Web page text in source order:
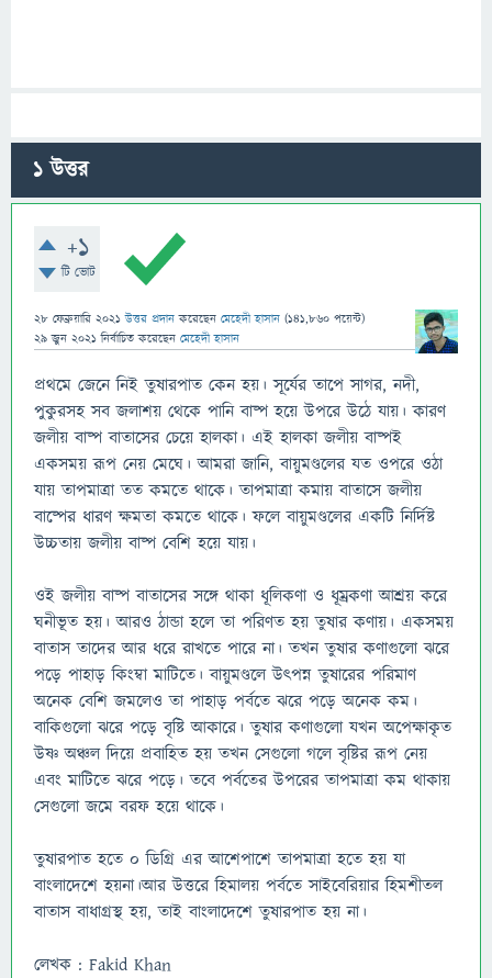
1উত্তর
+1
টি ভোট
28 ফেব্রুয়ারি 2021 উত্তর প্রদান করেছেন মেহেদী হাসান (141,860 পয়েন্ট)
29 জুন 2021 নির্বাচিত করেছেন মেহেদী হাসান
প্রথমে জেনে নিই তুষারপাত কেন হয়। সূর্যের তাপে সাগর, নদী,
পুকুরসহ সব জলাশয় থেকে পানি বাষ্প হয়ে উপরে উঠে যায়। কারণ
জলীয় বাষ্প বাতাসের চেয়ে হালকা। এই হালকা জলীয় বাষ্পই
একসময় রূপ নেয় মেঘে। আমরা জানি, বায়ুমণ্ডলের যত ওপরে ওঠা
যায় তাপমাত্রা তত কমতে থাকে। তাপমাত্রা কমায় বাতাসে জলীয়
বাষ্পের ধারণ ক্ষমতা কমতে থাকে। ফলে বায়ুমণ্ডলের একটি নির্দিষ্ট
উচ্চতায় জলীয় বাষ্প বেশি হয়ে যায়।
ওই জলীয় বাষ্প বাতাসের সঙ্গে থাকা ধূলিকণা ও ধূম্রকণা আশ্রয় করে
ঘনীভূত হয়। আরও ঠান্ডা হলে তা পরিণত হয় তুষার কণায়। একসময়
বাতাস তাদের আর ধরে রাখতে পারে না। তখন তুষার কণাগুলো ঝরে
পড়ে পাহাড় কিংম্বা মাটিতে। বায়ুমণ্ডলে উৎপন্ন তুষারের পরিমাণ
অনেক বেশি জমলেও তা পাহাড় পর্বতে ঝরে পড়ে অনেক কম।
বাকিগুলো ঝরে পড়ে বৃষ্টি আকারে। তুষার কণাগুলো যখন অপেক্ষাকৃত
উষ্ণ অঞ্চল দিয়ে প্রবাহিত হয় তখন সেগুলো গলে বৃষ্টির রূপ নেয়
এবং মাটিতে ঝরে পড়ে। তবে পর্বতের উপরের তাপমাত্রা কম থাকায়
সেগুলো জমে বরফ হয়ে থাকে।
তুষারপাত হতে ০ ডিগ্রি এর আশেপাশে তাপমাত্রা হতে হয় যা
বাংলাদেশে হয়না।আর উত্তরে হিমালয় পর্বতে সাইবেরিয়ার হিমশীতল
বাতাস বাধাগ্রস্থ হয়, তাই বাংলাদেশে তুষারপাত হয় না।
লেখক : Fakid Khan